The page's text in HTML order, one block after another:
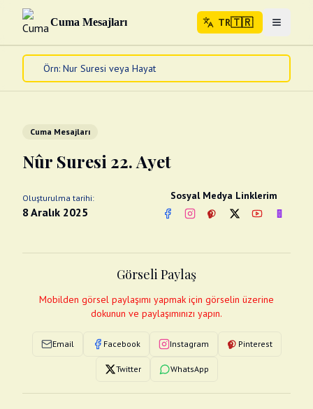
Cuma Mesajları TR🇹🇷 Menuyu
Ana Sayfa
Diğer
Abdest Videoları
Fotograflar
Cuma Mesajları
Nûr Suresi 22. Ayet
Oluşturulma tarihi:
8 Aralık 2025
Sosyal Medya Linklerim
FacebookInstagram
PinterestTwitterYouTube
Görseli Paylaş
Mobilden görsel paylaşımı yapmak için görselin üzerine
dokunun ve paylaşımınızı yapın.
Email Facebook Instagram Pinterest
Twitter WhatsApp